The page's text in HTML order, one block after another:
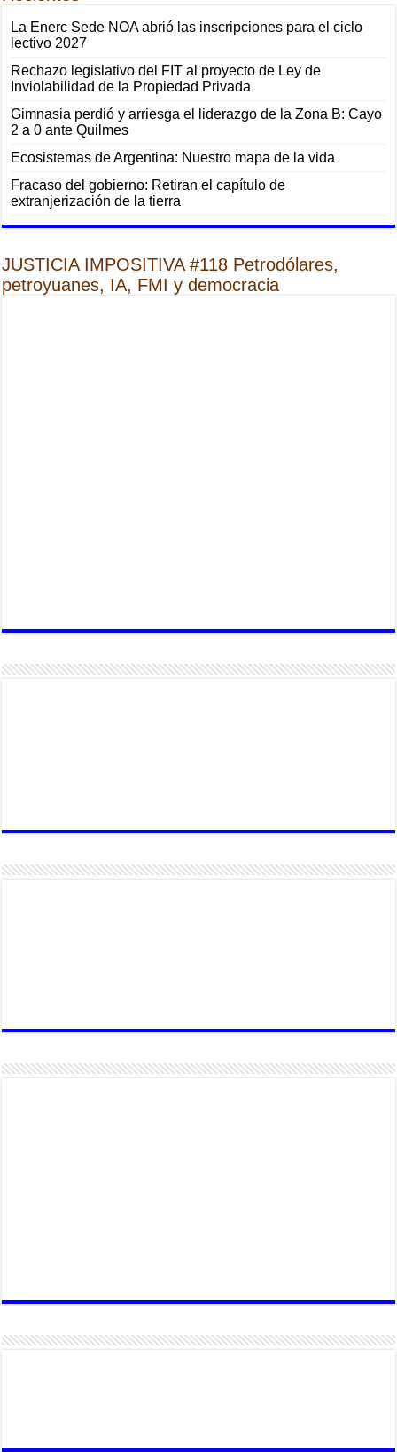
La Enerc Sede NOA abrió las inscripciones para el ciclo
lectivo 2027
Rechazo legislativo del FIT al proyecto de Ley de
Inviolabilidad de la Propiedad Privada
Gimnasia perdió y arriesga el liderazgo de la Zona B: Cayo
2 a 0 ante Quilmes
Ecosistemas de Argentina: Nuestro mapa de la vida
Fracaso del gobierno: Retiran el capítulo de
extranjerización de la tierra
JUSTICIA IMPOSITIVA #118 Petrodólares,
petroyuanes, IA, FMI y democracia